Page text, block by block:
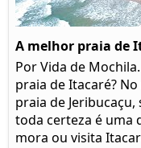
A melhor praia de
Por Vida de
praia de Itacaré?
praia de
toda certeza é uma
mora ou visita